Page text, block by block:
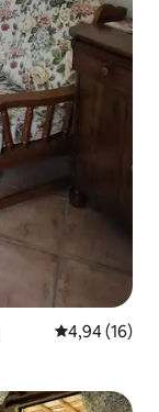
Évaluation
4,94 (16)